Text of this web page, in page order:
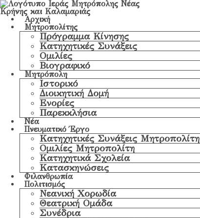
Αρχική
Μητροπολίτης
Πρόγραμμα Κίνησης
Κατηχητικές Συνάξεις
Ομιλίες
Βιογραφικό
Μητρόπολη
Ιστορικό
Διοικητική Δομή
Ενορίες
Παρεκκλήσια
Νέα
Πνευματικό Έργο
Κατηχητικές Συνάξεις Μητροπολίτη
Ομιλίες Μητροπολίτη
Κατηχητικά Σχολεία
Κατασκηνώσεις
Φιλανθρωπία
Πολιτισμός
Νεανική Χορωδία
Θεατρική Ομάδα
Συνέδρια